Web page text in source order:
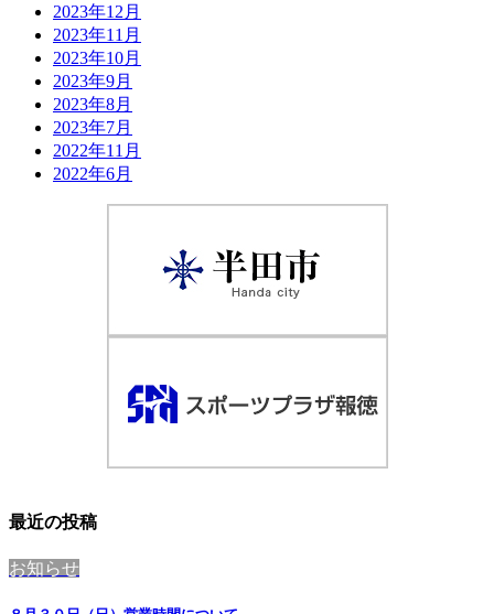
2023年12月
2023年11月
2023年10月
2023年9月
2023年8月
2023年7月
2022年11月
2022年6月
最近の投稿
お知らせ